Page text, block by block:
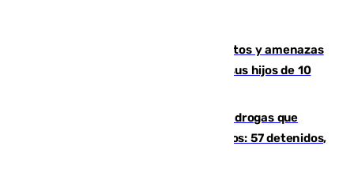
Detenido en Estepona por malos tratos y amenazas
de muerte a su pareja en presencia de sus hijos de 10
Desarticulada una red de tráfico de drogas que
introducía la mercancía desde Marruecos: 57 detenidos,